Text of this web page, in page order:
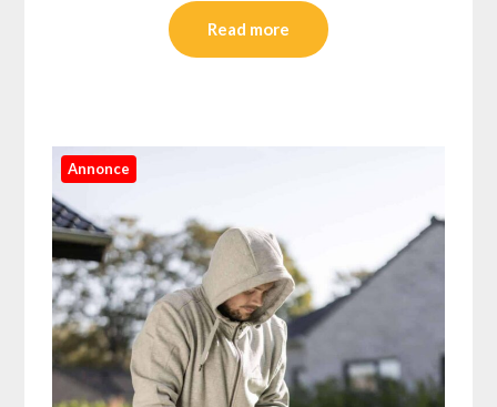
Read more
Annonce